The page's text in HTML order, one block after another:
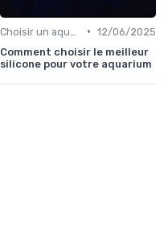
• 12/06/2025
Comment choisir le meilleur
silicone pour votre aquarium